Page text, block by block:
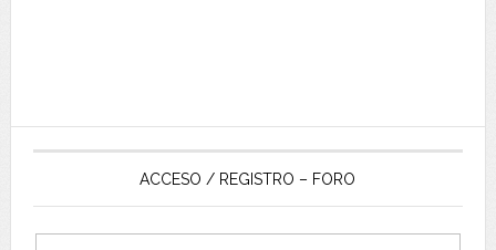
ACCESO / REGISTRO – FORO